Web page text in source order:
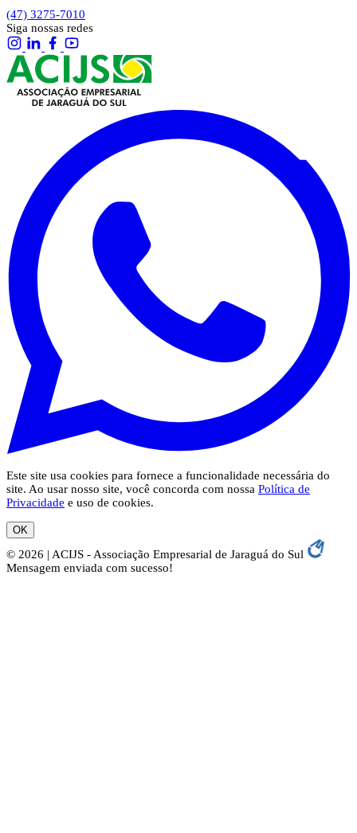
(47) 3275-7010
Siga nossas redes
Este site usa cookies para fornece a funcionalidade necessária do
site. Ao usar nosso site, você concorda com nossa Política de
Privacidade e uso de cookies.
OK
© 2026 | ACIJS - Associação Empresarial de Jaraguá do Sul
Mensagem enviada com sucesso!